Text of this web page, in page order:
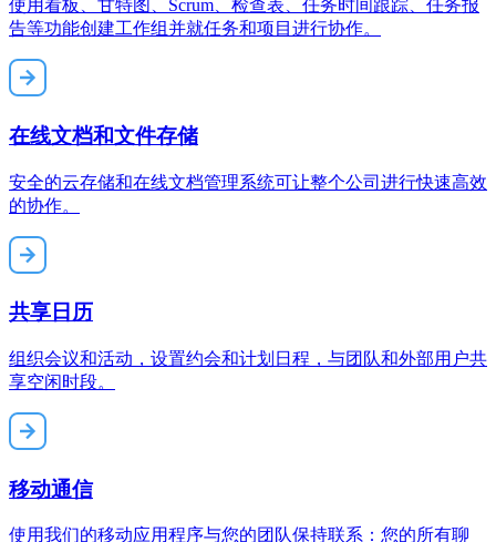
使用看板、甘特图、Scrum、检查表、任务时间跟踪、任务报
告等功能创建工作组并就任务和项目进行协作。
在线文档和文件存储
安全的云存储和在线文档管理系统可让整个公司进行快速高效
的协作。
共享日历
组织会议和活动，设置约会和计划日程，与团队和外部用户共
享空闲时段。
移动通信
使用我们的移动应用程序与您的团队保持联系：您的所有聊